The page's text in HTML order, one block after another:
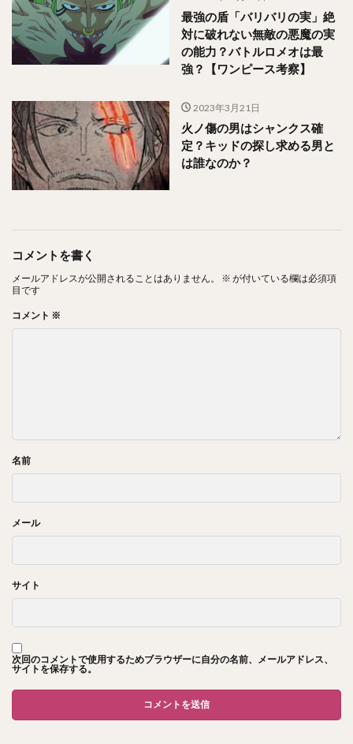
最強の盾「バリバリの実」絶
対に破れない無敵の悪魔の実
の能力？バトルロメオは最
強？【ワンピース考察】
2023年3月21日
火ノ傷の男はシャンクス確
定？キッドの探し求める男と
は誰なのか？
コメントを書く
メールアドレスが公開されることはありません。 ※ が付いている欄は必須項
目です
コメント ※
名前
メール
サイト
次回のコメントで使用するためブラウザーに自分の名前、メールアドレス、
サイトを保存する。